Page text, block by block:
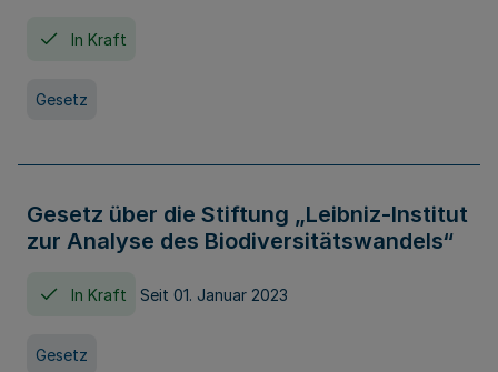
In Kraft
Gesetz
Gesetz über die Stiftung „Leibniz-Institut
zur Analyse des Biodiversitätswandels“
In Kraft Seit 01. Januar 2023
Gesetz